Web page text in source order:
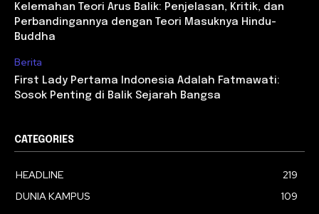
Kelemahan Teori Arus Balik: Penjelasan, Kritik, dan
Perbandingannya dengan Teori Masuknya Hindu-
Buddha
Berita
First Lady Pertama Indonesia Adalah Fatmawati:
Sosok Penting di Balik Sejarah Bangsa
CATEGORIES
HEADLINE
219
DUNIA KAMPUS
109